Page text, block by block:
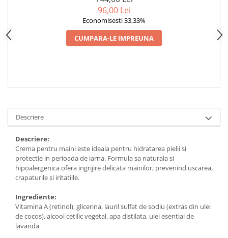
96,00 Lei
Economisesti 33,33%
CUMPARA-LE IMPREUNA
Descriere
Descriere:
Crema pentru maini este ideala pentru hidratarea pielii si
protectie in perioada de iarna. Formula sa naturala si
hipoalergenica ofera ingrijire delicata mainilor, prevenind uscarea,
crapaturile si iritatiile.
Ingrediente:
Vitamina A (retinol), glicerina, lauril sulfat de sodiu (extras din ulei
de cocos), alcool cetilic vegetal, apa distilata, ulei esential de
lavanda